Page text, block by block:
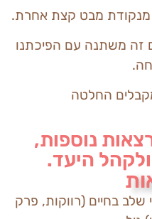
מנקודת מבט קצת אחרת.
זה משתנה עם הפיכתנו
החלטה
נוספות,
היעד.
שלב בחיים (רווקות, פרק